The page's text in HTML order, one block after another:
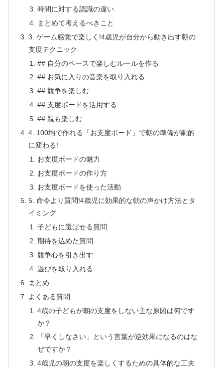
時間に対する認識の違い
まとめて考えるべきこと
3. ゲーム感覚で楽しく!4歳児が自分から動き出す朝の
支度テクニック
## 自分のペースで楽しむルールを作る
## お気に入りの音楽を取り入れる
## 競争を楽しむ
## 支度ボードを活用する
## 親も楽しむ
4. 100均で作れる「お支度ボード」で朝の準備が劇的
に変わる!
お支度ボードの魅力
お支度ボードの作り方
お支度ボードを使った活動
5. 命令より質問!4歳児に効果的な朝の声かけ方法とタ
イミング
子どもに選ばせる質問
期待を込めた質問
競争心を引き出す
遊びを取り入れる
まとめ
よくある質問
4歳の子どもが朝の支度をしない主な原因は何です
か？
「早くしなさい」という言葉が逆効果になるのはな
ぜですか？
4歳児の朝の支度を楽しくするための具体的な工夫